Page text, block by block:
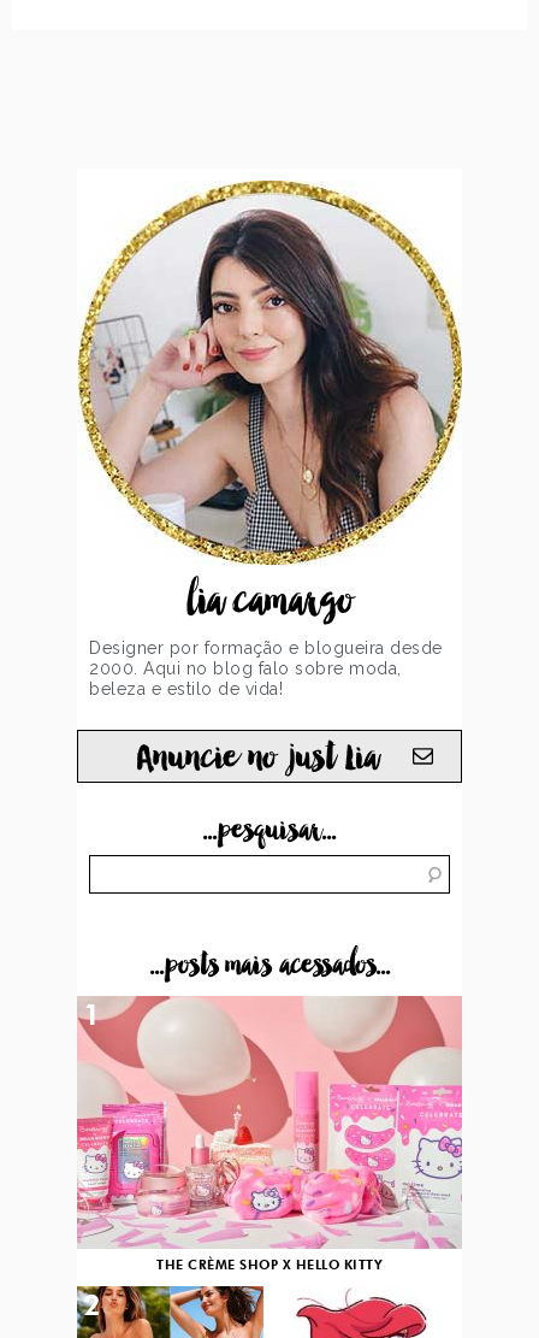
lia camargo
Designer por formação e blogueira desde
2000. Aqui no blog falo sobre moda,
beleza e estilo de vida!
Anuncie no just Lia
...pesquisar...
...posts mais acessados...
THE CRÈME SHOP X HELLO KITTY
1
2 3